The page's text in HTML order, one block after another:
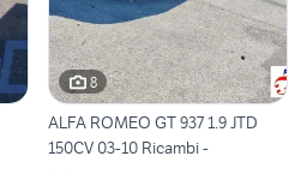
8
ALFA ROMEO GT 937 1.9 JTD
150CV 03-10 Ricambi -